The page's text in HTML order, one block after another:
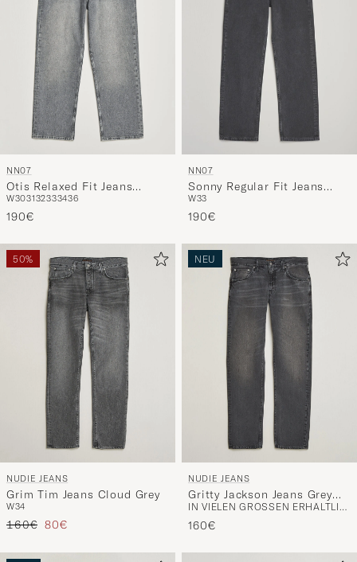
NN07
Otis Relaxed Fit Jeans
Washed Grey
W303132333436
190€
NN07
Sonny Regular Fit Jeans
Washed Grey
W33
190€
50%
NUDIE JEANS
Grim Tim Jeans Cloud Grey
W34
Regulärer Preis
160€ Reduzierter Preis
80€
NEU
NUDIE JEANS
Gritty Jackson Jeans Grey
Lake
IN VIELEN GRÖSSEN ERHÄLTLICH
160€